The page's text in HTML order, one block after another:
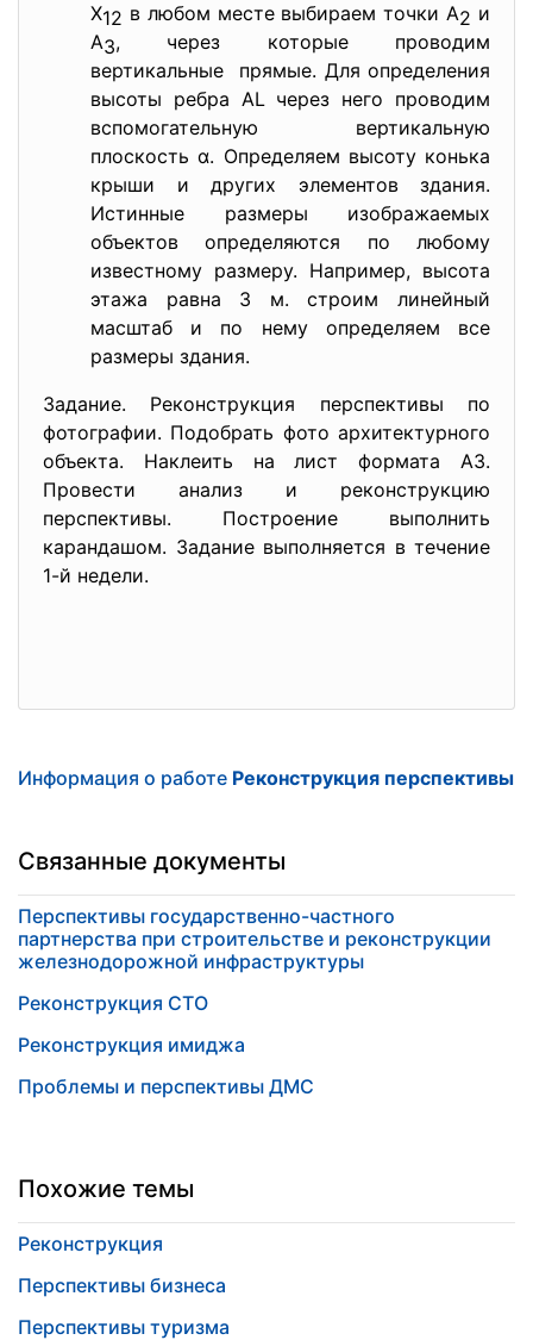
Х12 в любом месте выбираем точки А2 и
А3, через которые проводим
вертикальные прямые. Для определения
высоты ребра AL через него проводим
вспомогательную вертикальную
плоскость α. Определяем высоту конька
крыши и других элементов здания.
Истинные размеры изображаемых
объектов определяются по любому
известному размеру. Например, высота
этажа равна 3 м. строим линейный
масштаб и по нему определяем все
размеры здания.
Задание. Реконструкция перспективы по
фотографии. Подобрать фото архитектурного
объекта. Наклеить на лист формата А3.
Провести анализ и реконструкцию
перспективы. Построение выполнить
карандашом. Задание выполняется в течение
1-й недели.
Информация о работе Реконструкция перспективы
Связанные документы
Перспективы государственно-частного
партнерства при строительстве и реконструкции
железнодорожной инфраструктуры
Реконструкция СТО
Реконструкция имиджа
Проблемы и перспективы ДМС
Похожие темы
Реконструкция
Перспективы бизнеса
Перспективы туризма